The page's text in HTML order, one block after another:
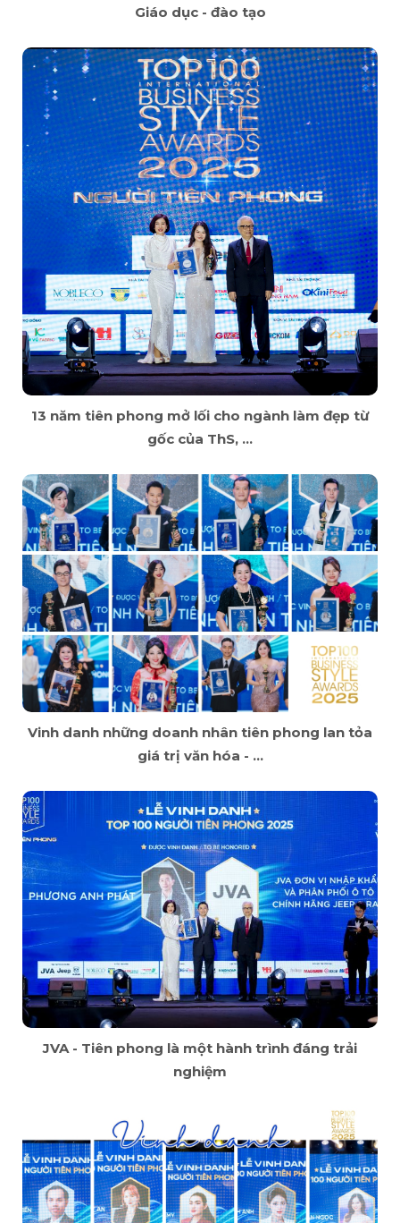
Giáo dục - đào tạo
13 năm tiên phong mở lối cho ngành làm đẹp từ
gốc của ThS, ...
Vinh danh những doanh nhân tiên phong lan tỏa
giá trị văn hóa - ...
JVA - Tiên phong là một hành trình đáng trải
nghiệm